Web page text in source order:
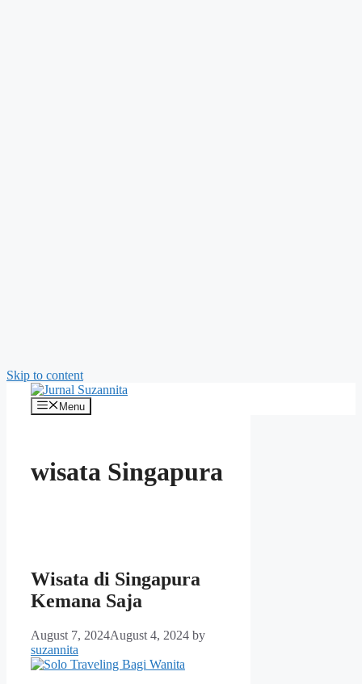
Skip to content
Menu
wisata Singapura
Wisata di Singapura
Kemana Saja
August 7, 2024August 4, 2024 by
suzannita